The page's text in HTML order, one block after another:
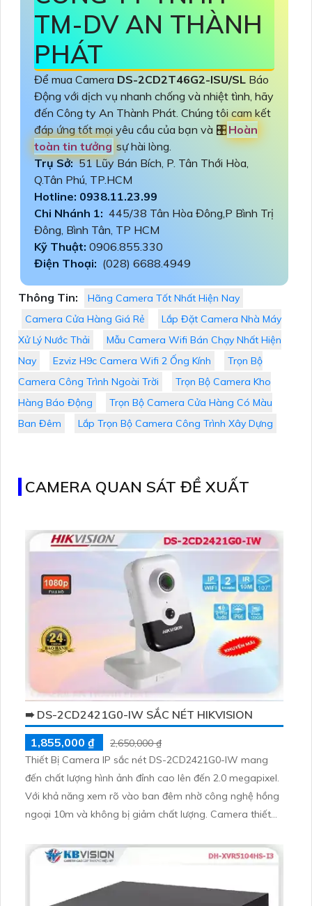
TM-DV AN THÀNH
PHÁT
Để mua Camera DS-2CD2T46G2-ISU/SL Báo
Động với dịch vụ nhanh chống và nhiệt tình, hãy
đến Công ty An Thành Phát. Chúng tôi cam kết
đáp ứng tốt mọi yêu cầu của bạn và 🎛Hoàn
toàn tin tưởng sự hài lòng.
Trụ Sở:51 Lũy Bán Bích, P. Tân Thới Hòa,
Q.Tân Phú, TP.HCM
Hotline: 0938.11.23.99
Chi Nhánh 1: 445/38 Tân Hòa Đông,P Bình Trị
Đông, Bình Tân, TP HCM
Kỹ Thuật: 0906.855.330
Điện Thoại: (028) 6688.4949
Thông Tin:
Hãng Camera Tốt Nhất Hiện Nay
Camera Cửa Hàng Giá Rẻ
Lắp Đặt Camera Nhà Máy
Xử Lý Nước Thải
Mẫu Camera Wifi Bán Chạy Nhất Hiện
Nay
Ezviz H9c Camera Wifi 2 Ống Kính
Trọn Bộ
Camera Công Trình Ngoài Trời
Trọn Bộ Camera Kho
Hàng Báo Động
Trọn Bộ Camera Cửa Hàng Có Màu
Ban Đêm
Lắp Trọn Bộ Camera Công Trình Xây Dựng
CAMERA QUAN SÁT ĐỀ XUẤT
➠ DS-2CD2421G0-IW SẮC NÉT HIKVISION
1,855,000 ₫
2,650,000 ₫
Thiết Bị Camera IP sắc nét DS-2CD2421G0-IW mang
đến chất lượng hình ảnh đỉnh cao lên đến 2.0 megapixel.
Với khả năng xem rõ vào ban đêm nhờ công nghệ hồng
ngoại 10m và không bị giảm chất lượng. Camera thiết
mang đến trải nghiệm ấn tượng và tiện lợi